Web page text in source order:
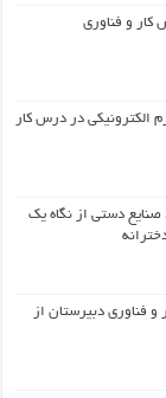
و فناوری
الکترونیکی در درس کار
دستی از نگاه یک
فناوری دبیرستان از